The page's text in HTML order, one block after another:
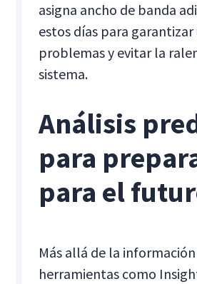
asigna ancho de banda
estos días para garantizar
problemas y evitar la
sistema.
Análisis
para
para el
Más allá de la
herramientas como